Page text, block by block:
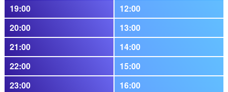
19:00
12:00
20:00
13:00
21:00
14:00
22:00
15:00
23:00
16:00